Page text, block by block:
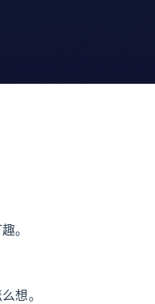
。
想。